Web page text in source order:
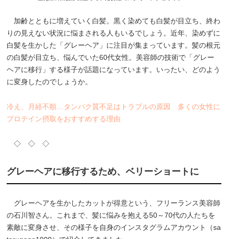
加齢とともに増えていく白髪。黒く染めても白髪が目立ち、終わ
りの見えない状況に悩まされる人もいるでしょう。近年、染めずに
白髪を生かした「グレーヘア」に注目が集まっています。髪の根元
の白髪が目立ち、悩んでいた60代女性。美容師の技術で「グレー
ヘアに移行」する様子が話題になっています。いったい、どのよう
に変身したのでしょうか。
冷え、月経不順…タンパク質不足はトラブルの原因 多くの女性に
プロテイン摂取をおすすめする理由
◇ ◇ ◇
グレーヘアに移行するため、ベリーショートに
グレーヘアを生かしたカットが得意という、フリーランス美容師
の石川智さん。これまで、髪に悩みを抱える50～70代の人たちを
素敵に変身させ、その様子を自身のインスタグラムアカウント（sa